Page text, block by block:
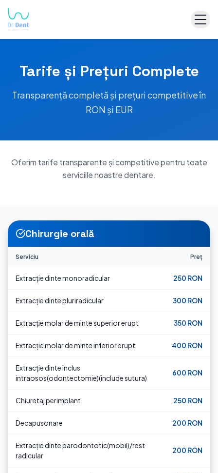
Tarife și Prețuri Complete
Transparență completă și prețuri competitive în
RON și EUR
Oferim tarife transparente și competitive pentru toate
serviciile noastre dentare.
Chirurgie orală
Serviciu Preț
Extracție dinte monoradicular 250 RON
Extracție dinte pluriradicular 300 RON
Extracție molar de minte superior erupt 350 RON
Extracție molar de minte inferior erupt 400 RON
Extracție dinte inclus
intraosos(odontectomie)(include sutura)
600 RON
Chiuretaj perimplant 250 RON
Decapusonare 200 RON
Extracție dinte parodontotic(mobil)/rest
radicular
200 RON